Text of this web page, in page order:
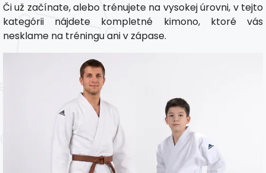
Či už začínate, alebo trénujete na vysokej úrovni, v tejto
kategórii nájdete kompletné kimono, ktoré vás
nesklame na tréningu ani v zápase.